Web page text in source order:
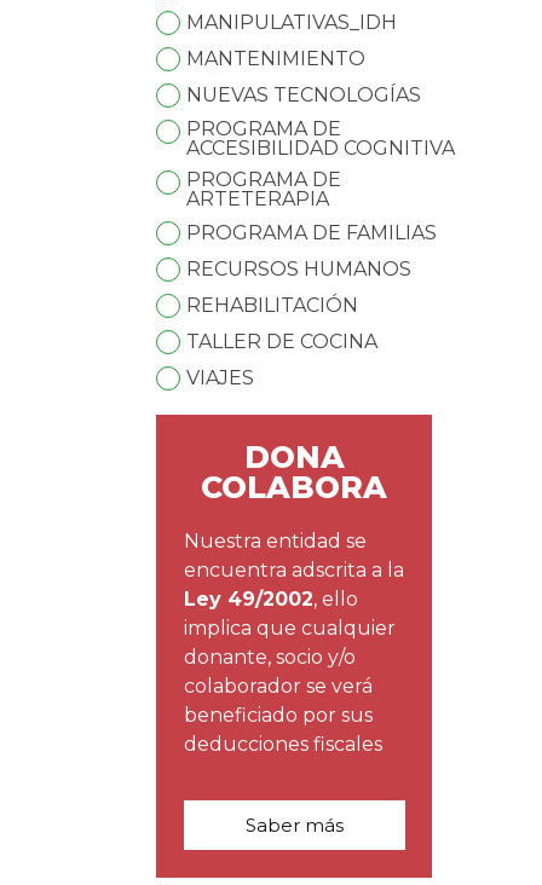
MANIPULATIVAS_IDH
MANTENIMIENTO
NUEVAS TECNOLOGÍAS
PROGRAMA DE
ACCESIBILIDAD COGNITIVA
PROGRAMA DE
ARTETERAPIA
PROGRAMA DE FAMILIAS
RECURSOS HUMANOS
REHABILITACIÓN
TALLER DE COCINA
VIAJES
DONA
COLABORA
Nuestra entidad se
encuentra adscrita a la
Ley 49/2002, ello
implica que cualquier
donante, socio y/o
colaborador se verá
beneficiado por sus
deducciones fiscales
Saber más